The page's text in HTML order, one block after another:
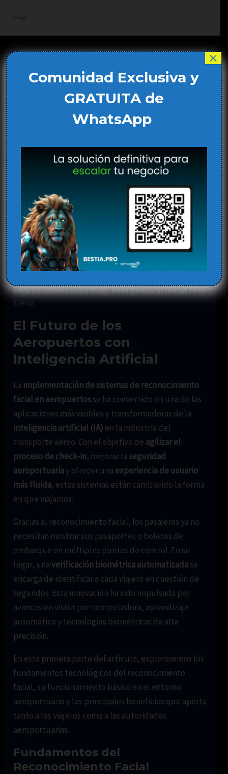
contenido
Reconocimiento Facial en
Aeropuertos: Tecnología
para un Check-in Más
Rápido y Seguro con IA
Deja un comentario/Blog,inteligencia artificial/ Por
Elena
El Futuro de los
Aeropuertos con
Inteligencia Artificial
La implementación de sistemas de reconocimiento
facial en aeropuertosse ha convertido en una de las
aplicaciones más visibles y transformadoras de la
inteligencia artificial (IA) en la industria del
transporte aéreo. Con el objetivo de agilizar el
proceso de check-in, mejorar laseguridad
aeroportuariay ofrecer una experiencia de usuario
más fluida, estos sistemas están cambiando la forma
en que viajamos.
Gracias al reconocimiento facial, los pasajeros ya no
necesitan mostrar sus pasaportes o boletos de
embarque en múltiples puntos de control. En su
lugar, una verificación biométrica automatizadase
encarga de identificar a cada viajero en cuestión de
segundos. Esta innovación ha sido impulsada por
avances en visión por computadora, aprendizaje
automático y tecnologías biométricas de alta
precisión.
En esta primera parte del artículo, exploraremos los
fundamentos tecnológicos del reconocimiento
facial, su funcionamiento básico en el entorno
aeroportuario y los principales beneficios que aporta
tanto a los viajeros como a las autoridades
aeroportuarias.
Fundamentos del
Reconocimiento Facial
Comunidad Exclusiva y
GRATUITA de
WhatsApp
×